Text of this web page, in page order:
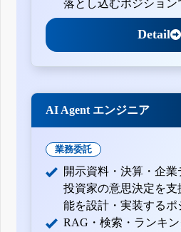
落とし込むポジション
Detail
AI Agent エンジニア
業務委託
開示資料・決算・企業
投資家の意思決定を支
能を設計・実装するポ
RAG・検索・ランキ